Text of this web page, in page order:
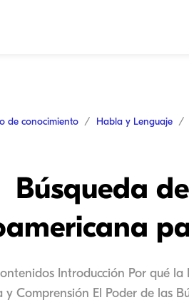
de conocimiento Habla y Lenguaje
Búsqueda
Introducción Por qué
y Comprensión El Poder de las